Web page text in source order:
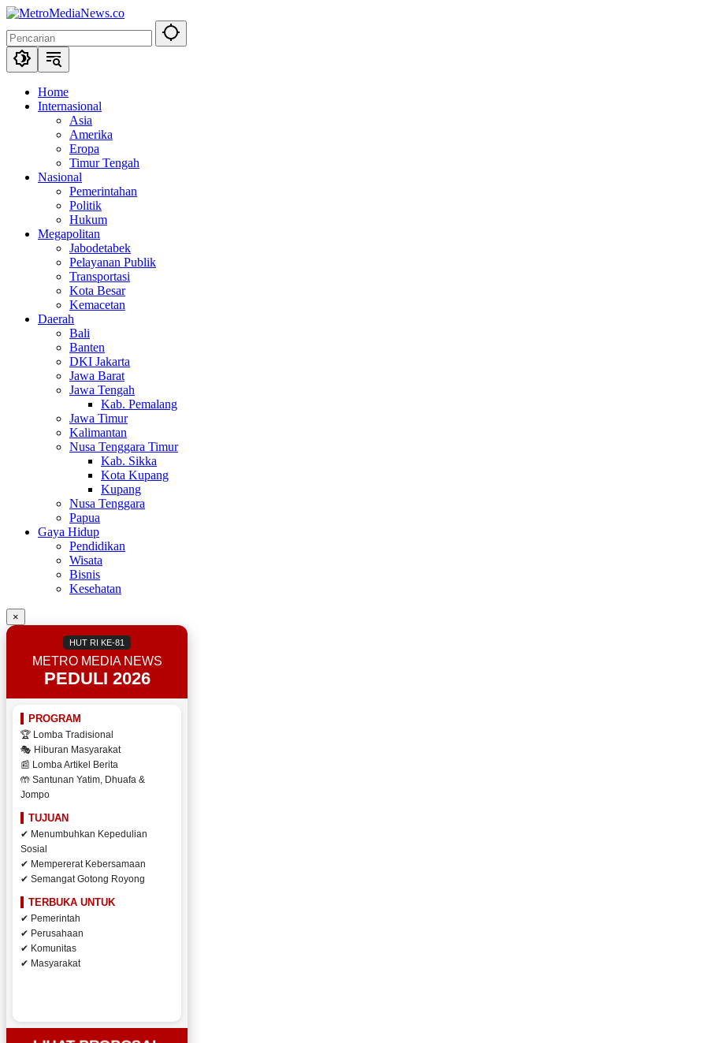
Langsung
konten
Home
Internasional
Asia
Amerika
Eropa
Timur Tengah
Nasional
Pemerintahan
Politik
Hukum
Megapolitan
Jabodetabek
Pelayanan Publik
Transportasi
Kota Besar
Kemacetan
Daerah
Bali
Banten
DKI Jakarta
Jawa Barat
Jawa Tengah
Kab. Pemalang
Jawa Timur
Kalimantan
Nusa Tenggara Timur
Kab. Sikka
Kota Kupang
Kupang
Nusa Tenggara
Papua
Gaya Hidup
Pendidikan
Wisata
Bisnis
Kesehatan
×
HUT RI KE-81
METRO MEDIA NEWS
PEDULI 2026
PROGRAM
🏆 Lomba Tradisional
🎭 Hiburan Masyarakat
📰 Lomba Artikel Berita
🤲 Santunan Yatim, Dhuafa &
Jompo
TUJUAN
✔ Menumbuhkan Kepedulian
Sosial
✔ Mempererat Kebersamaan
✔ Semangat Gotong Royong
TERBUKA UNTUK
✔ Pemerintah
✔ Perusahaan
✔ Komunitas
✔ Masyarakat